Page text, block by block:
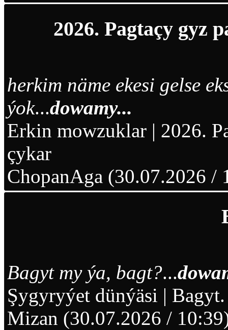
2026. Pagtaçy gyz
herkim näme ekesi gelse
ýok...dowamy...
Erkin mowzuklar | 2026.
çykar
ChopanAga (30.07.2026 /
Bagyt my ýa, bagt?...
Şygyryýet dünýäsi | Bagyt.
Mizan (30.07.2026 /